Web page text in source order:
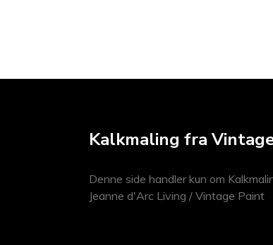
Kalkmaling fra
Denne side handler kun om
Jeanne d'Arc Living / Vintage Paint